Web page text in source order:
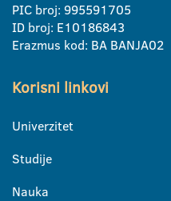
PIC broj: 995591705
ID broj: E10186843
Erazmus kod: BA BANJA02
Korisni linkovi
Univerzitet
Studije
Nauka